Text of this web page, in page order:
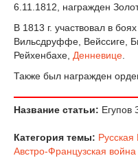
6.11.1812, награжден
В 1813 г. участвовал в
Вильсдруффе, Вейссиге,
Рейхенбахе, Денневице
Также был награжден
Название статьи: Егупов
Категория темы:
Австро-Французская война